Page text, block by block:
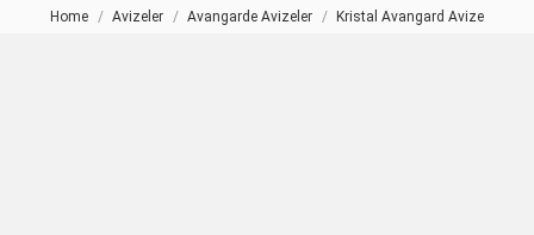
You are here:
Home Avizeler Avangarde Avizeler Kristal Avangard Avize